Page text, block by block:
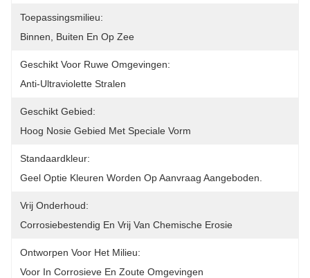
Toepassingsmilieu:
Binnen, Buiten En Op Zee
Geschikt Voor Ruwe Omgevingen:
Anti-Ultraviolette Stralen
Geschikt Gebied:
Hoog Nosie Gebied Met Speciale Vorm
Standaardkleur:
Geel Optie Kleuren Worden Op Aanvraag Aangeboden.
Vrij Onderhoud:
Corrosiebestendig En Vrij Van Chemische Erosie
Ontworpen Voor Het Milieu:
Voor In Corrosieve En Zoute Omgevingen